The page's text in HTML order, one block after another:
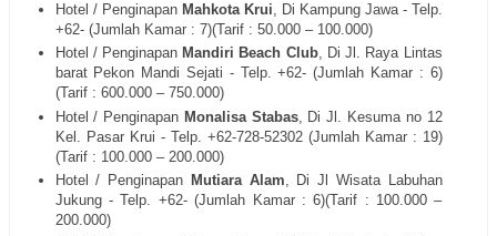
Hotel / Penginapan Mahkota Krui, Di Kampung Jawa - Telp.
+62- (Jumlah Kamar : 7)(Tarif : 50.000 – 100.000)
Hotel / Penginapan Mandiri Beach Club, Di Jl. Raya Lintas
barat Pekon Mandi Sejati - Telp. +62- (Jumlah Kamar : 6)
(Tarif : 600.000 – 750.000)
Hotel / Penginapan Monalisa Stabas, Di Jl. Kesuma no 12
Kel. Pasar Krui - Telp. +62-728-52302 (Jumlah Kamar : 19)
(Tarif : 100.000 – 200.000)
Hotel / Penginapan Mutiara Alam , Di Jl Wisata Labuhan
Jukung - Telp. +62- (Jumlah Kamar : 6)(Tarif : 100.000 –
200.000)